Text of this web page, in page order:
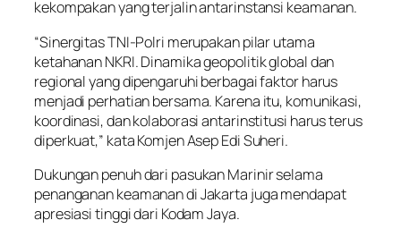
kekompakan yang terjalin antarinstansi keamanan.
“Sinergitas TNI-Polri merupakan pilar utama
ketahanan NKRI. Dinamika geopolitik global dan
regional yang dipengaruhi berbagai faktor harus
menjadi perhatian bersama. Karena itu, komunikasi,
koordinasi, dan kolaborasi antarinstitusi harus terus
diperkuat,” kata Komjen Asep Edi Suheri.
Dukungan penuh dari pasukan Marinir selama
penanganan keamanan di Jakarta juga mendapat
apresiasi tinggi dari Kodam Jaya.